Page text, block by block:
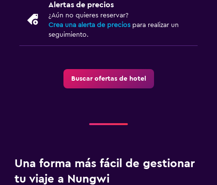
Alertas de precios
¿Aún no quieres reservar?
Crea una alerta de precios para realizar un
seguimiento.
Buscar ofertas de hotel
Una forma más fácil de gestionar
tu viaje a Nungwi